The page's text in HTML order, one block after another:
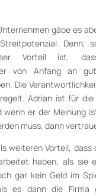
gäbe es
Denn,
Vorteil ist,
von Anfang an
Die
Adrian ist für die
wenn er der Meinung
muss, dann
weiteren Vorteil, dass
haben, als sie
gar kein Geld im
es dann die Firma